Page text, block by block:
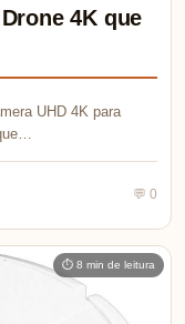
4K que
UHD 4K para
💬 0
⏱ 8 min de leitura